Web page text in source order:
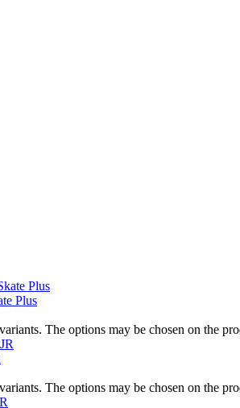
Plus
The options may be chosen on the
The options may be chosen on the